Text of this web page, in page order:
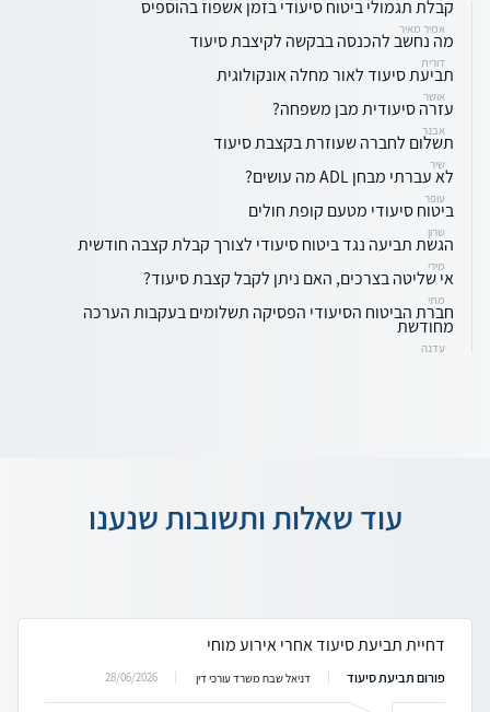
קבלת תגמולי ביטוח סיעודי בזמן אשפוז בהוספיס
אמיר מאיר
מה נחשב להכנסה בבקשה לקיצבת סיעוד
דורית
תביעת סיעוד לאור מחלה אונקולוגית
אושר
עזרה סיעודית מבן משפחה?
אבנר
תשלום לחברה שעוזרת בקצבת סיעוד
שיר
לא עברתי מבחן ADL מה עושים?
עופר
ביטוח סיעודי מטעם קופת חולים
שרון
הגשת תביעה נגד ביטוח סיעודי לצורך קבלת קצבה חודשית
מירי
אי שליטה בצרכים, האם ניתן לקבל קצבת סיעוד?
מתי
חברת הביטוח הסיעודי הפסיקה תשלומים בעקבות הערכה
מחודשת
עדנה
עוד שאלות ותשובות שנענו
דחיית תביעת סיעוד אחרי אירוע מוחי
פורום תביעת סיעוד דניאל שבח משרד עורכי דין 28/06/2026